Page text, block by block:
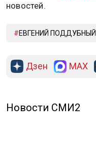
новостей.
ЕВГЕНИЙ ПОДДУБНЫЙ
Дзен MAX
Новости СМИ2